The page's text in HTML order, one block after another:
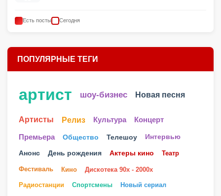
Есть посты Сегодня
ПОПУЛЯРНЫЕ ТЕГИ
артист шоу-бизнес Новая песня
Артисты Релиз Культура Концерт
Премьера Общество Телешоу Интервью
Анонс День рождения Актеры кино Театр
Фестиваль Кино Дискотека 90х - 2000х
Радиостанции Спортсмены Новый сериал